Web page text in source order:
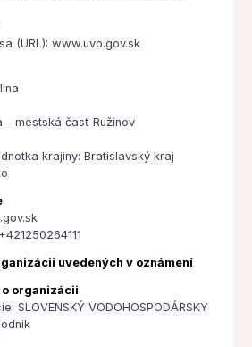
(URL): www.uvo.gov.sk
- mestská časť Ružinov
krajiny: Bratislavský kraj
uvedených v oznámení
organizácii
SLOVENSKÝ VODOHOSPODÁRSKY